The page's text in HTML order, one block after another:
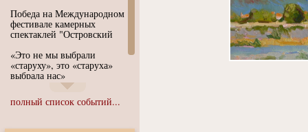
Победа на Международном
фестивале камерных
спектаклей "Островский
«Это не мы выбрали
«старуху», это «старуха»
выбрала нас»
Иммерсивный спектакль
"Язык чистого полета
полный список событий...